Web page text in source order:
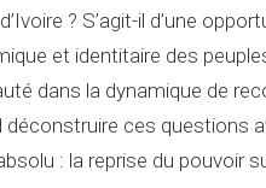
? S’agit-il d’une
et identitaire des
dans la dynamique de
déconstruire ces questions
: la reprise du pouvoir